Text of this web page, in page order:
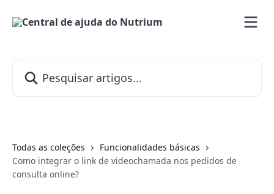
Todas as coleções
Funcionalidades básicas
Como integrar o link de videochamada nos pedidos de
consulta online?